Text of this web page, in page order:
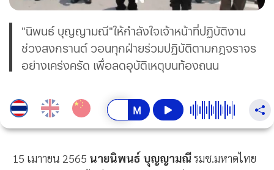
"นิพนธ์ บุญญามณี"ให้กำลังใจเจ้าหน้าที่ปฏิบัติงาน
ช่วงสงกรานต์ วอนทุกฝ่ายร่วมปฏิบัติตามกฎจราจร
อย่างเคร่งครัด เพื่อลดอุบัติเหตุบนท้องถนน
15 เมาายน 2565 นายนิพนธ์ บุญญามณีรมช.มหาดไทย